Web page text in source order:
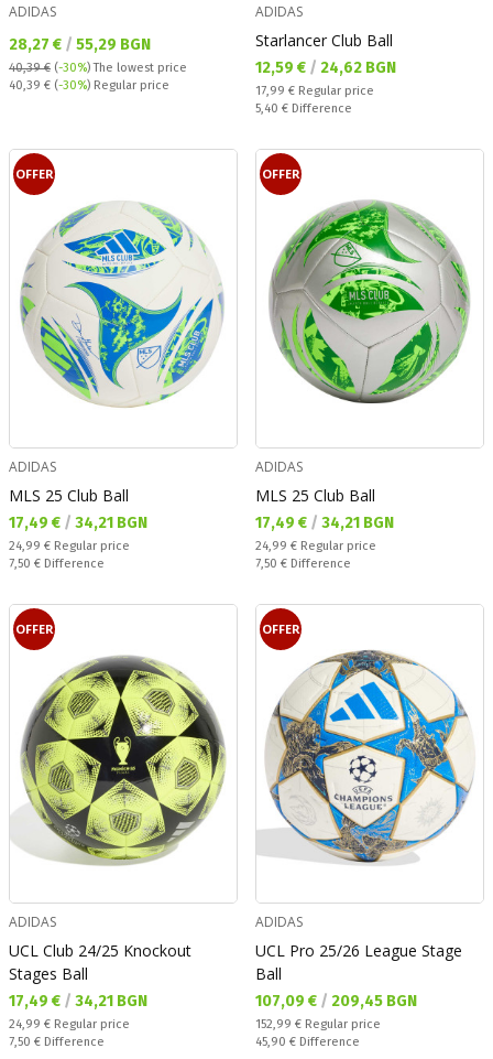
ADIDAS
Текуща цена:
28,27 € / 55,29 BGN
40,39 € (-30%)The lowest price
Regular price:
40,39 € (-30%) Regular price
ADIDAS
Starlancer Club Ball
Текуща цена:
12,59 € / 24,62 BGN
Regular price:
17,99 € Regular price
Спестявате:
5,40 € Difference
OFFER
ADIDAS
MLS 25 Club Ball
Текуща цена:
17,49 € / 34,21 BGN
Regular price:
24,99 € Regular price
Спестявате:
7,50 € Difference
OFFER
ADIDAS
MLS 25 Club Ball
Текуща цена:
17,49 € / 34,21 BGN
Regular price:
24,99 € Regular price
Спестявате:
7,50 € Difference
OFFER
ADIDAS
UCL Club 24/25 Knockout
Stages Ball
Текуща цена:
17,49 € / 34,21 BGN
Regular price:
24,99 € Regular price
Спестявате:
7,50 € Difference
OFFER
ADIDAS
UCL Pro 25/26 League Stage
Ball
Текуща цена:
107,09 € / 209,45 BGN
Regular price:
152,99 € Regular price
Спестявате:
45,90 € Difference